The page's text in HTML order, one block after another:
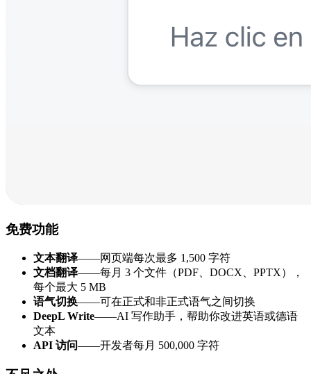
免费功能
文本翻译——网页端每次最多 1,500 字符
文档翻译——每月 3 个文件（PDF、DOCX、PPTX），
每个最大 5 MB
语气切换——可在正式和非正式语气之间切换
DeepL Write——AI 写作助手，帮助你改进英语或德语
文本
API 访问——开发者每月 500,000 字符